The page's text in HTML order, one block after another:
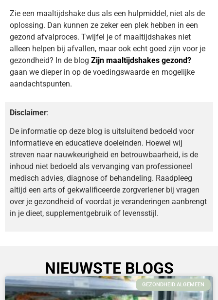
Zie een maaltijdshake dus als een hulpmiddel, niet als de
oplossing. Dan kunnen ze zeker een plek hebben in een
gezond afvalproces. Twijfel je of maaltijdshakes niet
alleen helpen bij afvallen, maar ook echt goed zijn voor je
gezondheid? In de blog Zijn maaltijdshakes gezond?
gaan we dieper in op de voedingswaarde en mogelijke
aandachtspunten.
Disclaimer:
De informatie op deze blog is uitsluitend bedoeld voor
informatieve en educatieve doeleinden. Hoewel wij
streven naar nauwkeurigheid en betrouwbaarheid, is de
inhoud niet bedoeld als vervanging van professioneel
medisch advies, diagnose of behandeling. Raadpleeg
altijd een arts of gekwalificeerde zorgverlener bij vragen
over je gezondheid of voordat je veranderingen aanbrengt
in je dieet, supplementgebruik of levensstijl.
NIEUWSTE BLOGS
GEZONDHEID ALGEMEEN